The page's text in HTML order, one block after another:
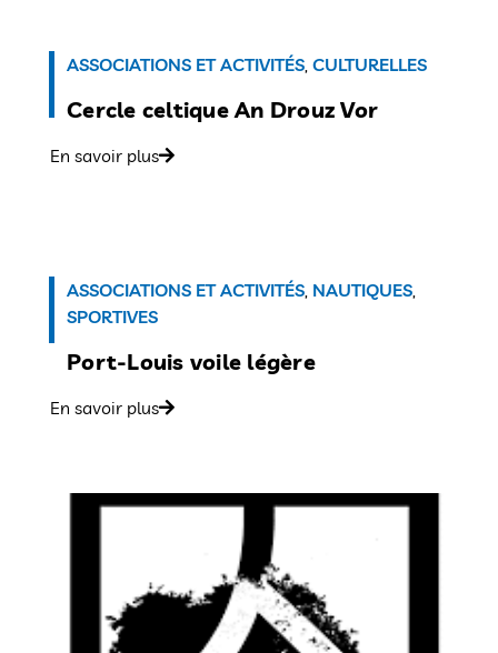
ASSOCIATIONS ET ACTIVITÉS, CULTURELLES
Cercle celtique An Drouz Vor
En savoir plus
ASSOCIATIONS ET ACTIVITÉS, NAUTIQUES,
SPORTIVES
Port-Louis voile légère
En savoir plus